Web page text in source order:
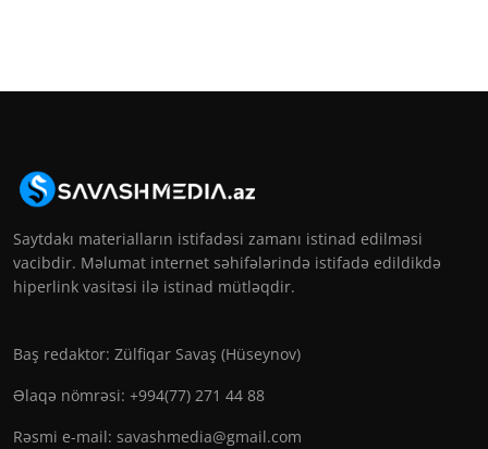
Saytdakı materialların istifadəsi zamanı istinad edilməsi
vacibdir. Məlumat internet səhifələrində istifadə edildikdə
hiperlink vasitəsi ilə istinad mütləqdir.
Baş redaktor: Zülfiqar Savaş (Hüseynov)
Əlaqə nömrəsi: +994(77) 271 44 88
Rəsmi e-mail: savashmedia@gmail.com